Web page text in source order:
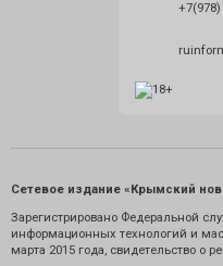
+7(978)
Сетевое издание «Крымский
Зарегистрировано Федеральной
информационных технологий и
марта 2015 года, свидетельство о